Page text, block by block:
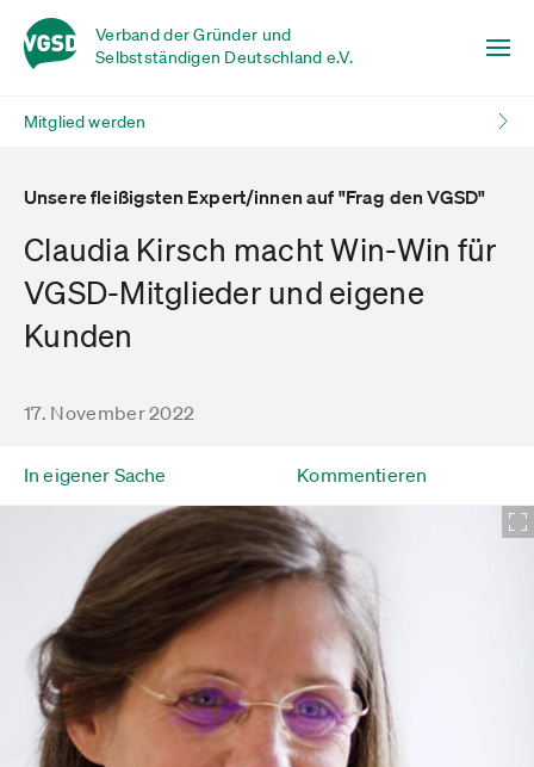
Verband der Gründer und
Selbstständigen Deutschland e.V.
Mitglied werden
Unsere fleißigsten Expert/innen auf "Frag den VGSD"
Claudia Kirsch macht Win-Win für
VGSD-Mitglieder und eigene
Kunden
17. November 2022
In eigener Sache Kommentieren